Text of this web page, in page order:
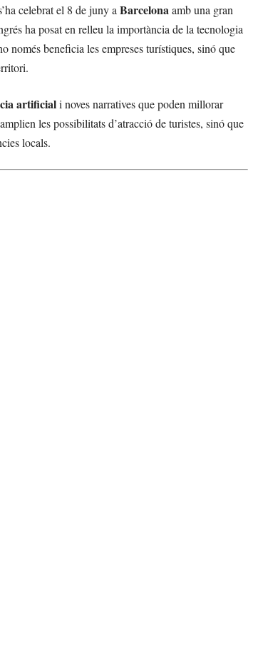
celebrat el 8 de juny aBarcelonaamb una gran
ha posat en relleu la importància de la tecnologia
beneficia les empreses turístiques, sinó que
artificiali noves narratives que poden millorar
les possibilitats d’atracció de turistes, sinó que
locals.